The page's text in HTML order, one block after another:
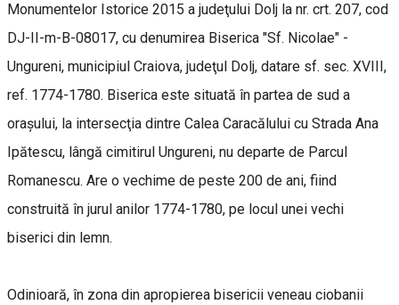
Monumentelor Istorice 2015 a judeţului Dolj la nr. crt. 207, cod
DJ-II-m-B-08017, cu denumirea Biserica "Sf. Nicolae" -
Ungureni, municipiul Craiova, judeţul Dolj, datare sf. sec. XVIII,
ref. 1774-1780. Biserica este situată în partea de sud a
oraşului, la intersecţia dintre Calea Caracălului cu Strada Ana
Ipătescu, lângă cimitirul Ungureni, nu departe de Parcul
Romanescu. Are o vechime de peste 200 de ani, fiind
construită în jurul anilor 1774-1780, pe locul unei vechi
biserici din lemn.
Odinioară, în zona din apropierea bisericii veneau ciobanii